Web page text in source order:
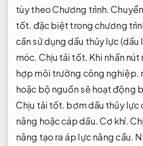
tùy theo Chương trình.
tốt. đặc biệt trong chương
cần sử dụng dầu thủy lực (dầu
móc. Chịu tải tốt. Khi nhấn nút
hợp môi trường công nghiệp.
hoặc bộ nguồn sẽ hoạt động
Chịu tải tốt. bơm dầu thủy lực
nâng hoặc cáp dầu.Cơ khí.
nâng tạo ra áp lực nâng cầu.